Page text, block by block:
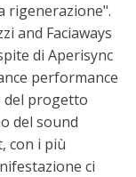
rigenerazione".
and Faciaways
di Aperisync
performance
del progetto
del sound
con i più
ci